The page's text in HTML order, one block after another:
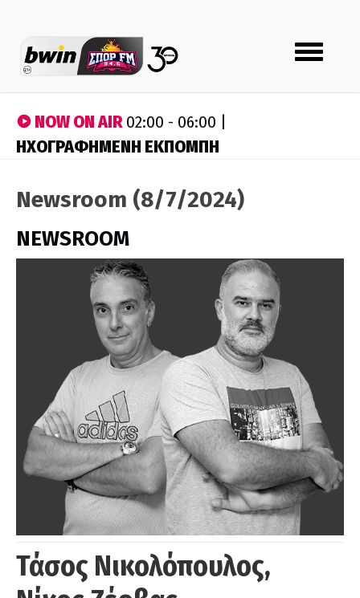
Toggle
navigation
NOW ON AIR02:00 - 06:00 |
ΗΧΟΓΡΑΦΗΜΕΝΗ ΕΚΠΟΜΠΗ
Newsroom (8/7/2024)
NEWSROOM
Τάσος Νικολόπουλος,